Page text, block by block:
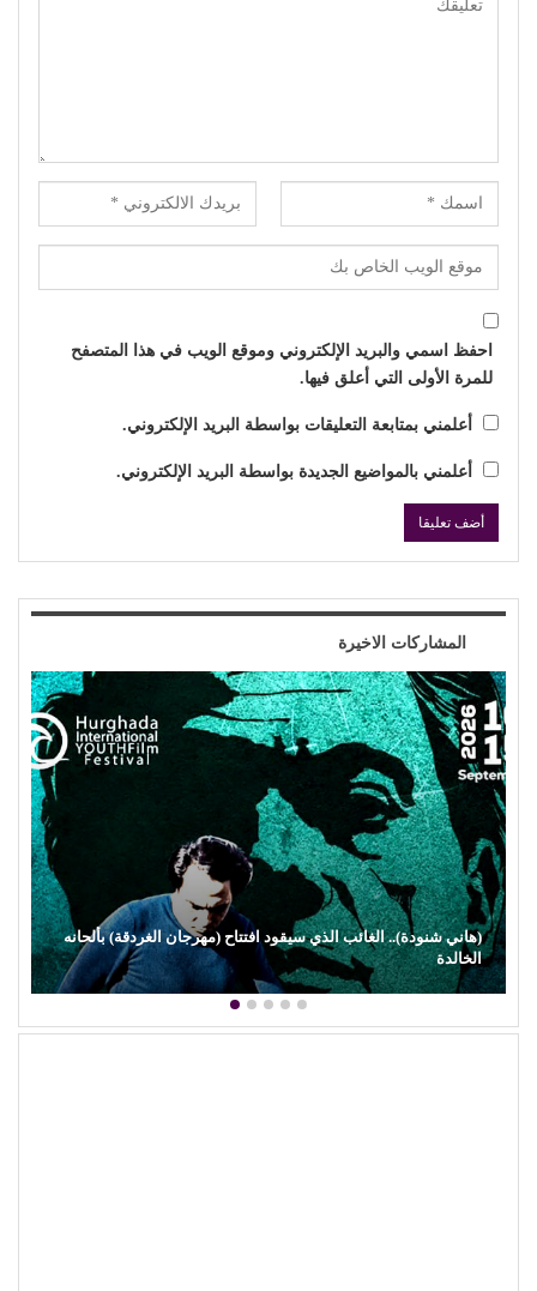
احفظ اسمي والبريد الإلكتروني وموقع الويب في هذا المتصفح
للمرة الأولى التي أعلق فيها.
أعلمني بمتابعة التعليقات بواسطة البريد الإلكتروني.
أعلمني بالمواضيع الجديدة بواسطة البريد الإلكتروني.
المشاركات الاخيرة
حين ماتت الحكاية.. الفن المصري يفقد قدرته على صناعة الهوية
الوطنية (1)